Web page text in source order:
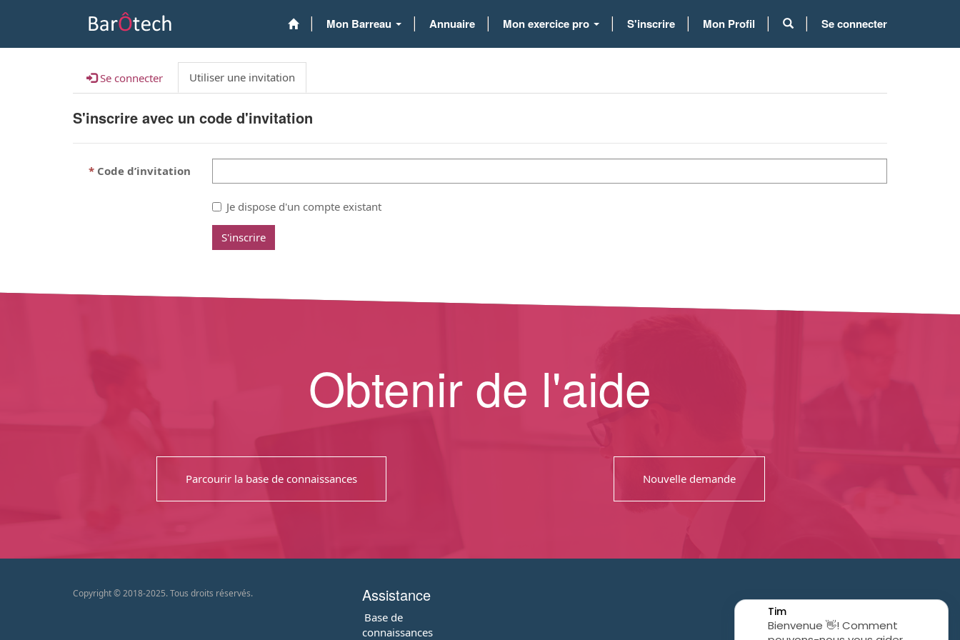
Mon Barreau Annuaire Mon exercice pro S'inscrire Mon Profil Se connecter
Se connecter Utiliser une invitation
S'inscrire avec un code d'invitation
Code d’invitation
Je dispose d'un compte existant
S'inscrire
Obtenir de l'aide
Parcourir la base de connaissances Nouvelle demande
Copyright © 2018-2025. Tous droits réservés. Assistance
Base de
connaissances